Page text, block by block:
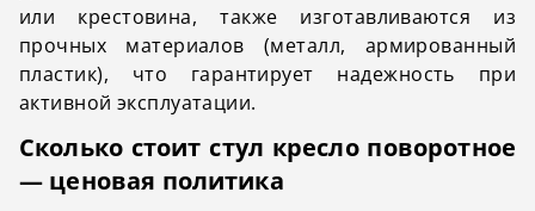
или крестовина, также изготавливаются из
прочных материалов (металл, армированный
пластик), что гарантирует надежность при
активной эксплуатации.
Сколько стоит стул кресло поворотное
— ценовая политика